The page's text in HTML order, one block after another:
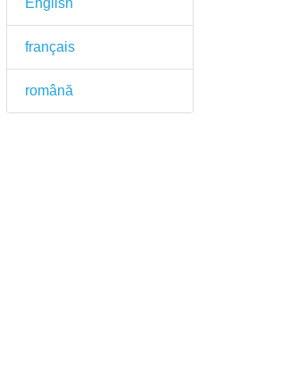
English
français
română